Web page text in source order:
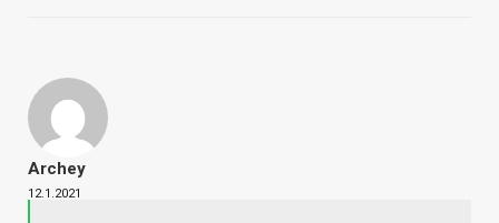
Archey
12.1.2021